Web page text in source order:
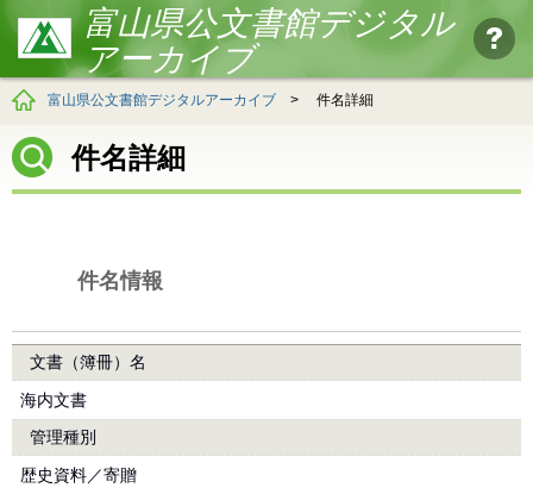
富山県公文書館デジタル
アーカイブ
富山県公文書館デジタルアーカイブ > 件名詳細
件名詳細
件名情報
文書（簿冊）名
海内文書
管理種別
歴史資料／寄贈